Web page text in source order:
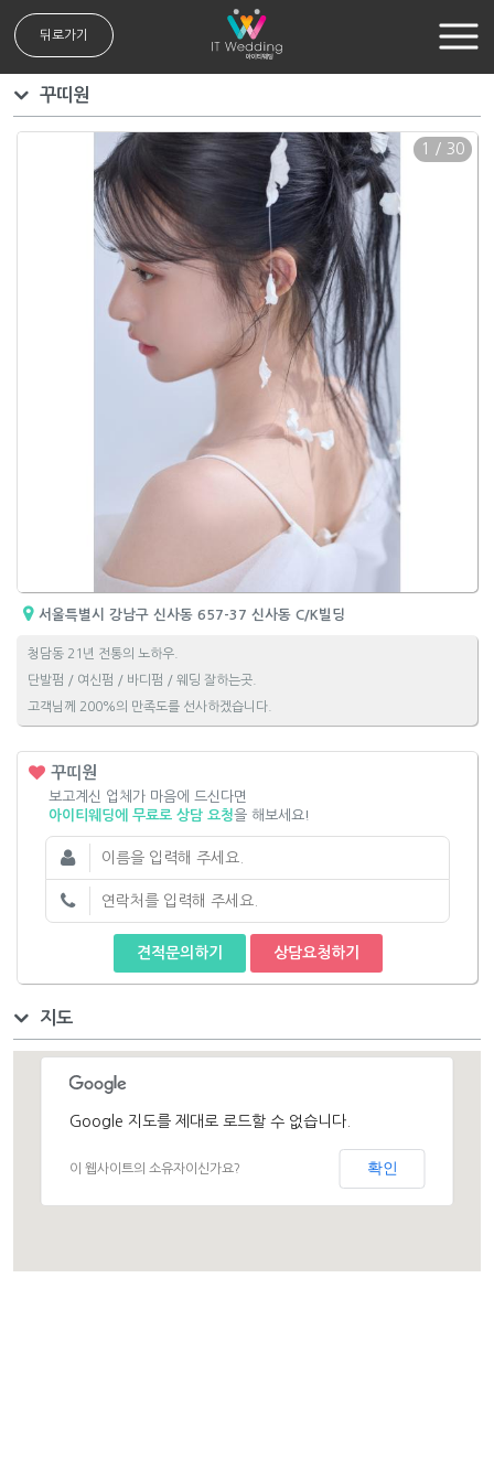
뒤로가기
꾸띠원
1 / 30
서울특별시 강남구 신사동 657-37 신사동 C/K빌딩
청담동 21년 전통의 노하우.
단발펌 / 여신펌 / 바디펌 / 웨딩 잘하는곳.
고객님께 200%의 만족도를 선사하겠습니다.
꾸띠원
보고계신 업체가 마음에 드신다면
아이티웨딩에 무료로 상담 요청을 해보세요!
견적문의하기 상담요청하기
지도
Google 지도를 제대로 로드할 수 없습니다.
이 웹사이트의 소유자이신가요? 확인